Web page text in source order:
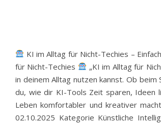
KI im Alltag für Nicht-Techies –
für Nicht-Techies
„KI im Alltag für
in deinem Alltag nutzen kannst. Ob
du, wie dir KI-Tools Zeit sparen, Ideen
Leben komfortabler und kreativer
02.10.2025 Kategorie Künstliche